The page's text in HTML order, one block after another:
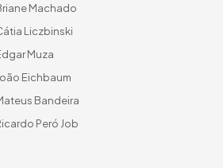
Machado
Liczbinski
Muza
Eichbaum
Bandeira
Peró Job